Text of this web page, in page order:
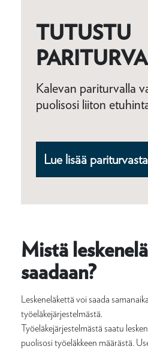
TUTUSTU
Kalevan pariturvalla
puolisosi liiton
Lue lisää pariturvasta
Mistä
saadaan?
Leskeneläkettä voi saada
työeläkejärjestelmästä.
Työeläkejärjestelmästä saatu
puolisosi työeläkkeen määrästä.